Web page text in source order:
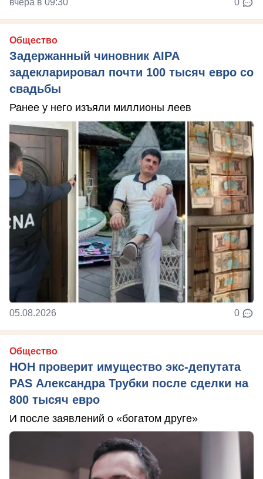
вчера в 09:30 0
Общество
Задержанный чиновник AIPA
задекларировал почти 100 тысяч евро со
свадьбы
Ранее у него изъяли миллионы леев
05.08.2026 0
Общество
НОН проверит имущество экс-депутата
PAS Александра Трубки после сделки на
800 тысяч евро
И после заявлений о «богатом друге»